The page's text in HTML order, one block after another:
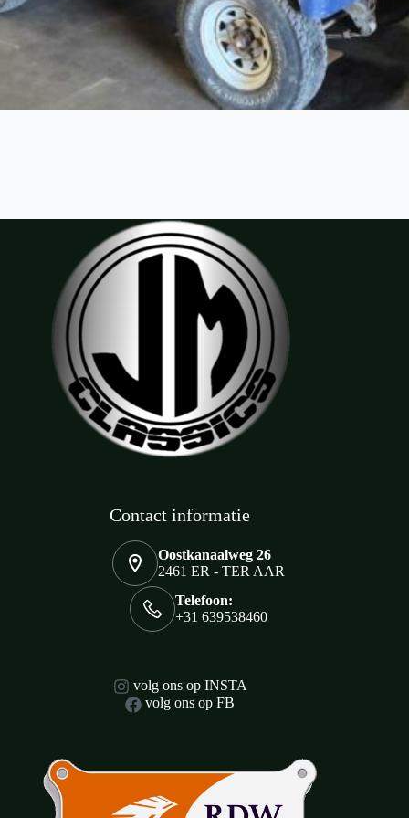
Contact informatie
Oostkanaalweg 26
2461 ER - TER AAR
Telefoon:
+31 639538460
volg ons op INSTA
volg ons op FB